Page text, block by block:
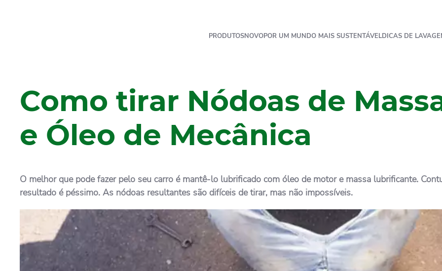
PRODUTOSNOVOPOR UM MUNDO MAIS SUSTENTÁVELDICAS DE
Como tirar Nódoas de
e Óleo de Mecânica
O melhor que pode fazer pelo seu carro é mantê-lo lubrificado com óleo de motor e massa lubrificante.
resultado é péssimo. As nódoas resultantes são difíceis de tirar, mas não impossíveis.